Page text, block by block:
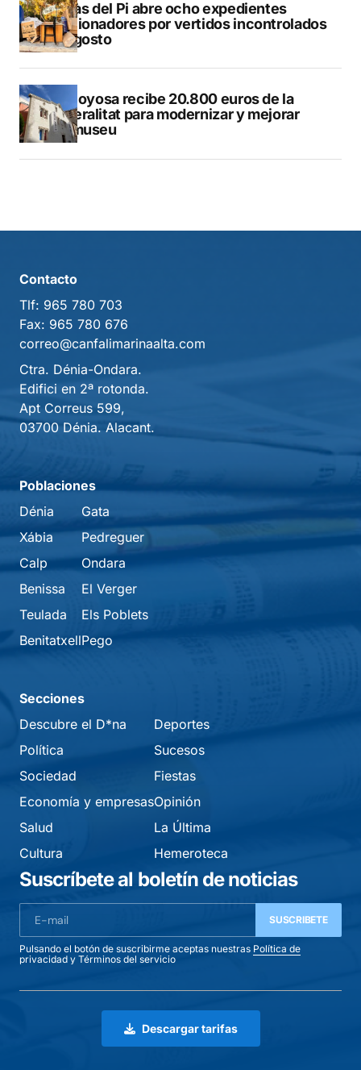
L’Alfàs del Pi abre ocho expedientes
sancionadores por vertidos incontrolados
en agosto
Villajoyosa recibe 20.800 euros de la
Generalitat para modernizar y mejorar
Vilamuseu
Contacto
Tlf: 965 780 703
Fax: 965 780 676
correo@canfalimarinaalta.com
Ctra. Dénia-Ondara.
Edifici en 2ª rotonda.
Apt Correus 599,
03700 Dénia. Alacant.
Poblaciones
Dénia
Xábia
Calp
Benissa
Teulada
Benitatxell
Gata
Pedreguer
Ondara
El Verger
Els Poblets
Pego
Secciones
Descubre el D*na
Política
Sociedad
Economía y empresas
Salud
Cultura
Deportes
Sucesos
Fiestas
Opinión
La Última
Hemeroteca
Suscríbete al boletín de noticias
SUSCRIBETE
Pulsando el botón de suscribirme aceptas nuestras Política de
privacidad y Términos del servicio
Descargar tarifas